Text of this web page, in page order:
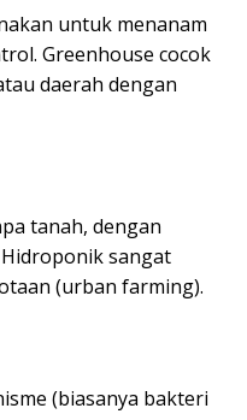
untuk menanam
Greenhouse cocok
daerah dengan
tanah, dengan
sangat
(urban farming).
(biasanya bakteri